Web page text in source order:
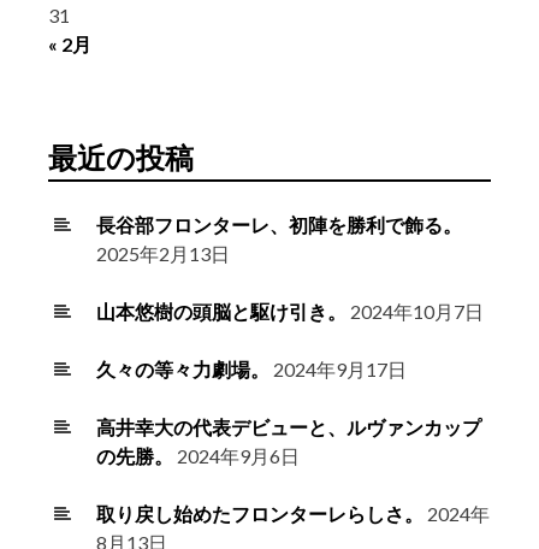
« 2月
31
最近の投稿
長谷部フロンターレ、初陣を勝利で飾る。
2025年2月13日
山本悠樹の頭脳と駆け引き。 2024年10月7日
久々の等々力劇場。 2024年9月17日
高井幸大の代表デビューと、ルヴァンカップ
の先勝。
2024年9月6日
取り戻し始めたフロンターレらしさ。
2024年
8月13日